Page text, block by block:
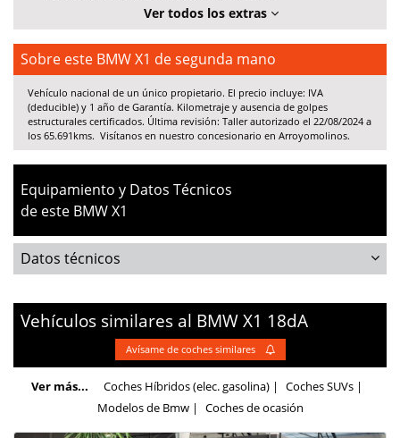
Ver todos los extras
Sobre este BMW X1 de segunda mano
Vehículo nacional de un único propietario. El precio incluye: IVA
(deducible) y 1 año de Garantía. Kilometraje y ausencia de golpes
estructurales certificados. Última revisión: Taller autorizado el 22/08/2024 a
los 65.691kms. Visítanos en nuestro concesionario en Arroyomolinos.
Equipamiento y Datos Técnicos
de este BMW X1
Datos técnicos
Vehículos similares al BMWX1 18dA
Avísame de coches similares
Ver más... Coches Híbridos (elec. gasolina)| Coches SUVs|
Modelos de Bmw |
Coches de ocasión